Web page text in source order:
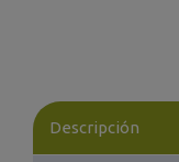
Descripción